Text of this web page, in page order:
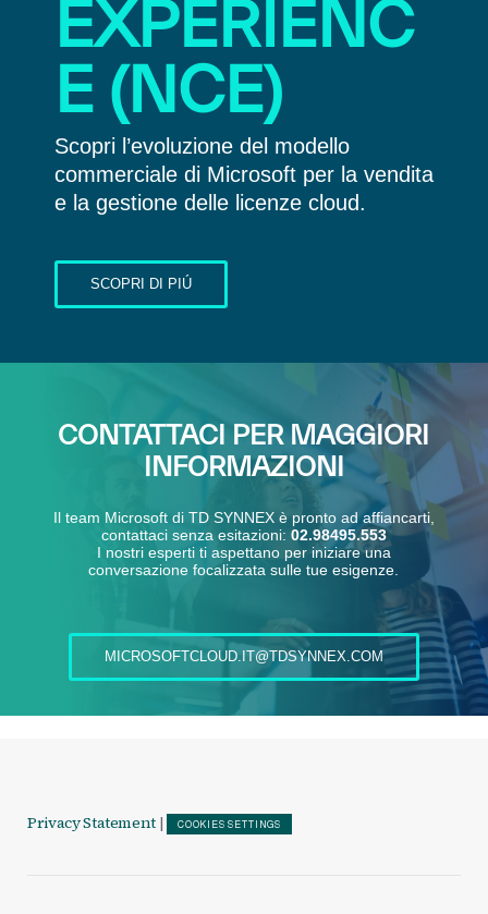
EXPERIENC
E (NCE)
Scopri l’evoluzione del modello
commerciale di Microsoft per la vendita
e la gestione delle licenze cloud.
SCOPRI DI PIÚ
CONTATTACI PER MAGGIORI
INFORMAZIONI
Il team Microsoft di TD SYNNEX è pronto ad affiancarti,
contattaci senza esitazioni: 02.98495.553
I nostri esperti ti aspettano per iniziare una
conversazione focalizzata sulle tue esigenze.
MICROSOFTCLOUD.IT@TDSYNNEX.COM
Privacy Statement | COOKIES SETTINGS